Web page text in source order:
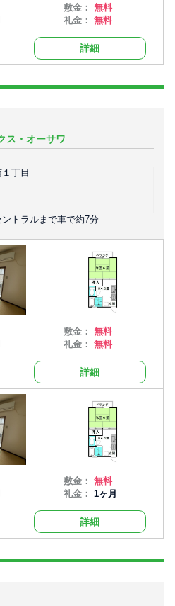
敷金：無料
礼金：無料
詳細
ス・オーサワ
丁目
トラルまで車で約7分
敷金：無料
礼金：無料
詳細
敷金：無料
礼金：1ヶ月
詳細